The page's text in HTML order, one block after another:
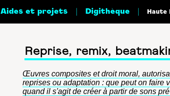
Aides et projets Digithèque Haute
Reprise, remix,
Œuvres composites et droit moral,
reprises ou adaptation : que peut on faire
quand il s'agit de créer à partir de sons